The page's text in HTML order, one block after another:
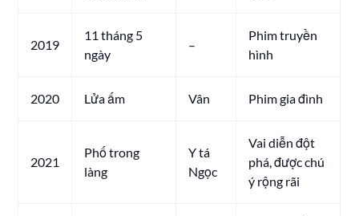
2019
11 tháng 5
ngày
–
Phim truyền
hình
2020 Lửa ấm Vân Phim gia đình
2021
Phố trong
làng
Y tá
Ngọc
Vai diễn đột
phá, được chú
ý rộng rãi